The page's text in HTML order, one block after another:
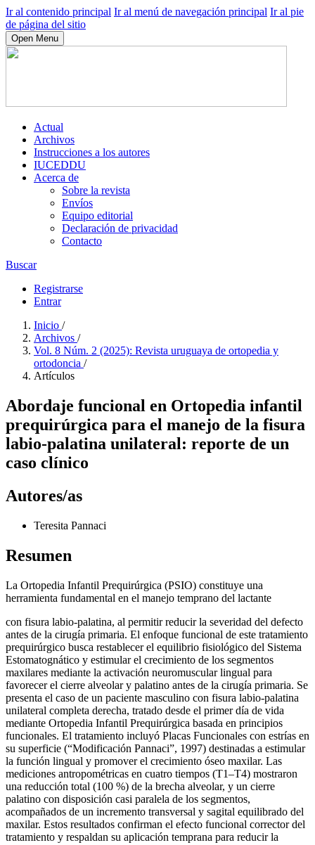
Ir al contenido principal Ir al menú de navegación principal Ir al pie
de página del sitio
Open Menu
Actual
Archivos
Instrucciones a los autores
IUCEDDU
Acerca de
Sobre la revista
Envíos
Equipo editorial
Declaración de privacidad
Contacto
Buscar
Registrarse
Entrar
Inicio /
Archivos /
Vol. 8 Núm. 2 (2025): Revista uruguaya de ortopedia y
ortodoncia /
Artículos
Abordaje funcional en Ortopedia infantil
prequirúrgica para el manejo de la fisura
labio-palatina unilateral: reporte de un
caso clínico
Autores/as
Teresita Pannaci
Resumen
La Ortopedia Infantil Prequirúrgica (PSIO) constituye una
herramienta fundamental en el manejo temprano del lactante
con fisura labio-palatina, al permitir reducir la severidad del defecto
antes de la cirugía primaria. El enfoque funcional de este tratamiento
prequirúrgico busca restablecer el equilibrio fisiológico del Sistema
Estomatognático y estimular el crecimiento de los segmentos
maxilares mediante la activación neuromuscular lingual para
favorecer el cierre alveolar y palatino antes de la cirugía primaria. Se
presenta el caso de un paciente masculino con fisura labio-palatina
unilateral completa derecha, tratado desde el primer día de vida
mediante Ortopedia Infantil Prequirúrgica basada en principios
funcionales. El tratamiento incluyó Placas Funcionales con estrías en
su superficie (“Modificación Pannaci”, 1997) destinadas a estimular
la función lingual y promover el crecimiento óseo maxilar. Las
mediciones antropométricas en cuatro tiempos (T1–T4) mostraron
una reducción total (100 %) de la brecha alveolar, y un cierre
palatino con disposición casi paralela de los segmentos,
acompañados de un incremento transversal y sagital equilibrado del
maxilar. Estos resultados confirman el efecto funcional corrector del
tratamiento y respaldan su aplicación temprana para reducir la